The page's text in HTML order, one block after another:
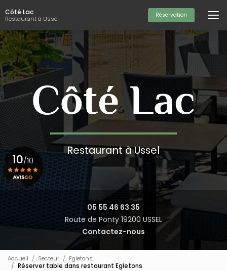
au
contenu
principal
Côté Lac
Restaurant à Ussel Réservation
Restaurant à Ussel
05 55 46 63 35
Route de Ponty 19200 USSEL
Contactez-nous
10/10
Voir le certificat
Accueil Secteur
Egletons
Réserver table dans restaurant Egletons